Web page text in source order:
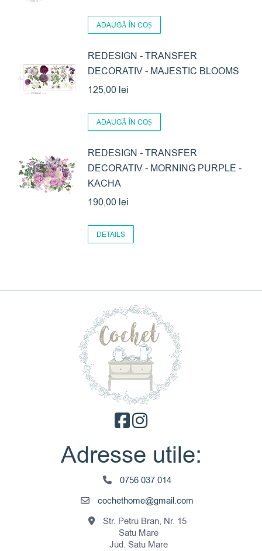
ADAUGĂ ÎN COȘ
REDESIGN - TRANSFER
DECORATIV - MAJESTIC BLOOMS
125,00 lei
ADAUGĂ ÎN COȘ
REDESIGN - TRANSFER
DECORATIV - MORNING PURPLE -
KACHA
190,00 lei
DETAILS
Adresse utile:
0756 037 014
cochethome@gmail.com
Str. Petru Bran, Nr. 15
Satu Mare
Jud. Satu Mare